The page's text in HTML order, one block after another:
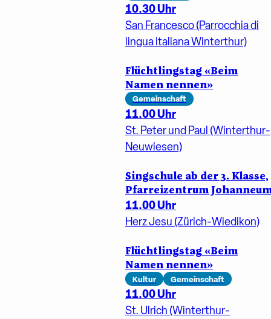
10.30 Uhr
San Francesco (Parrocchia di
lingua italiana Winterthur)
Flüchtlingstag «Beim
Namen nennen»
Gemeinschaft
11.00 Uhr
St. Peter und Paul (Winterthur-
Neuwiesen)
Singschule ab der 3. Klasse,
Pfarreizentrum
11.00 Uhr
Herz Jesu (Zürich-Wiedikon)
Flüchtlingstag «Beim
Namen nennen»
Kultur Gemeinschaft
11.00 Uhr
St. Ulrich (Winterthur-